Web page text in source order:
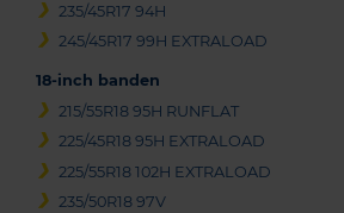
235/45R17 94H
245/45R17 99H EXTRALOAD
18-inch banden
215/55R18 95H RUNFLAT
225/45R18 95H EXTRALOAD
225/55R18 102H EXTRALOAD
235/50R18 97V